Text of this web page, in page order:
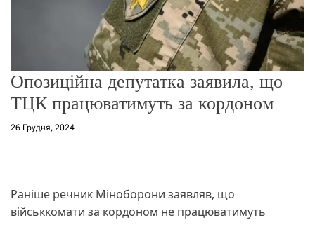
Опозиційна депутатка заявила, що
ТЦК працюватимуть за кордоном
26 Грудня, 2024
Раніше речник Міноборони заявляв, що
військкомати за кордоном не працюватимуть